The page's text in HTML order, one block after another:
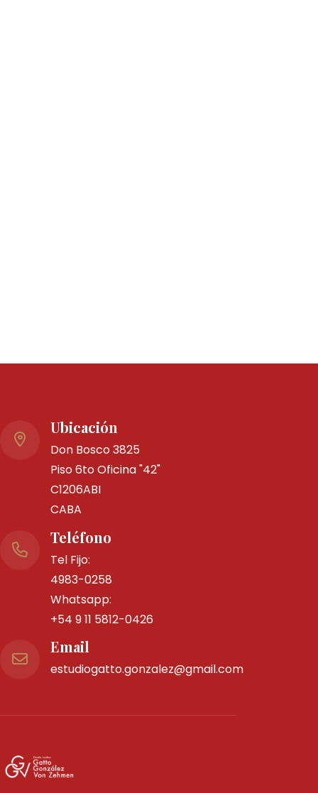
Ubicación
Don Bosco 3825
Piso 6to Oficina "42"
C1206ABI
CABA
Teléfono
Tel Fijo:
4983-0258
Whatsapp:
+54 9 11 5812-0426
Email
estudiogatto.gonzalez@gmail.com